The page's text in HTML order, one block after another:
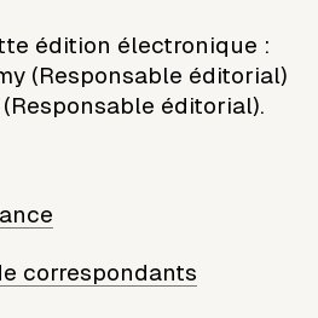
édition électronique :
(Responsable éditorial)
éditorial).
correspondants